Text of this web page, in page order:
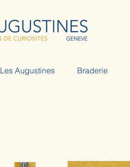
Les Augustines Braderie